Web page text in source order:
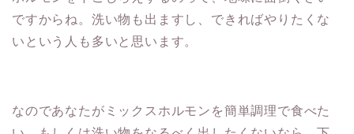
ですからね。洗い物も出ますし、できればやりたくな
いという人も多いと思います。
なのであなたがミックスホルモンを簡単調理で食べた